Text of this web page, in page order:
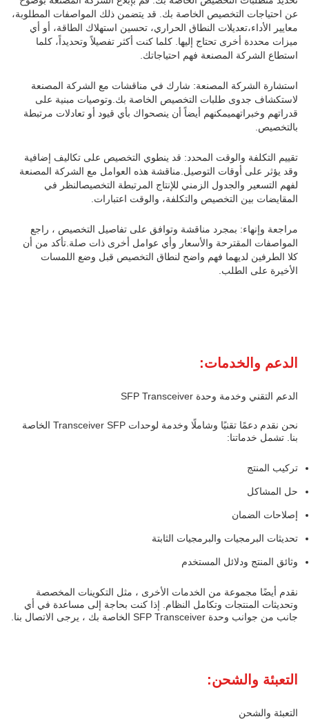
عن احتياجات التخصيص الخاصة بك. قد يتضمن ذلك المواصفات المطلوبة،
معايير الأداء،تعديلات النطاق الحراري، تحسين استهلاك الطاقة، أو أي
ميزات محددة أخرى تحتاج إليها. كلما كنت أكثر تفصيلاً وتحديداً، كلما
استطاع الشركة المصنعة فهم احتياجاتك.
استشارة الشركة المصنعة: شارك في مناقشات مع الشركة المصنعة
لاستكشاف جدوى طلبات التخصيص الخاصة بك.وتوصيات مبنية على
قدراتهم وخبراتهميمكنهم أيضاً أن ينصحواك بأي قيود أو تعادلات مرتبطة
بالتخصيص.
تقييم التكلفة والوقت المحدد: قد ينطوي التخصيص على تكاليف إضافية
وقد يؤثر على أوقات التوصيل.مناقشة هذه العوامل مع الشركة المصنعة
لفهم التسعير والجدول الزمني للإنتاج المرتبطة التخصيصالنظر في
المقايضات بين التخصيص والتكلفة، والوقت اعتبارات.
مراجعة وإنهاء: بمجرد مناقشة وتوافق على تفاصيل التخصيص ، راجع
المواصفات المقترحة والأسعار وأي عوامل أخرى ذات صلة.تأكد من أن
كلا الطرفين لديهما فهم واضح لنطاق التخصيص قبل وضع اللمسات
الأخيرة على الطلب.
الدعم والخدمات:
الدعم التقني وخدمة وحدة SFP Transceiver
نحن نقدم دعمًا تقنيًا وشاملًا وخدمة لوحدات Transceiver SFP الخاصة
بنا. تشمل خدماتنا:
تركيب المنتج
حل المشاكل
إصلاحات الضمان
تحديثات البرمجيات والبرمجيات الثابتة
وثائق المنتج ودلائل المستخدم
نقدم أيضًا مجموعة من الخدمات الأخرى ، مثل التكوينات المخصصة
وتحديثات المنتجات وتكامل النظام. إذا كنت بحاجة إلى مساعدة في أي
جانب من جوانب وحدة SFP Transceiver الخاصة بك ، يرجى الاتصال بنا.
التعبئة والشحن:
التعبئة والشحن